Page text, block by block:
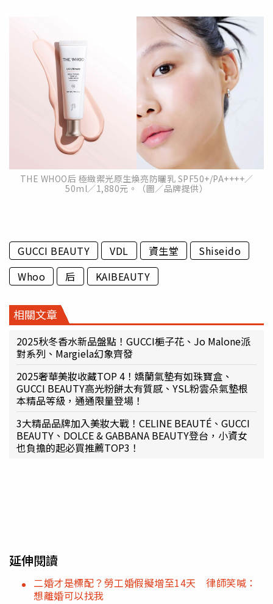
THE WHOO后 極緻禦光原生煥亮防曬乳 SPF50+/PA++++／
50ml／1,880元。（圖／品牌提供）
GUCCI BEAUTY VDL 資生堂
Shiseido
Whoo
后 KAIBEAUTY
相關文章
2025秋冬香水新品盤點！GUCCI梔子花、Jo Malone派
對系列、Margiela幻象齊發
2025奢華美妝收藏TOP 4！嬌蘭氣墊有如珠寶盒、
GUCCI BEAUTY高光粉餅太有質感、YSL粉雲朵氣墊根
本精品等級，通通限量登場！
3大精品品牌加入美妝大戰！CELINE BEAUTÉ、GUCCI
BEAUTY、DOLCE & GABBANA BEAUTY登台，小資女
也負擔的起必買推薦TOP3！
延伸閱讀
二婚才是標配？勞工婚假擬增至14天 律師笑喊：
想離婚可以找我